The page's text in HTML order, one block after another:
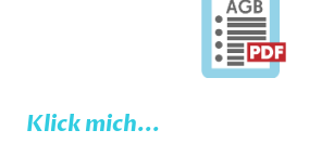
Klick mich...